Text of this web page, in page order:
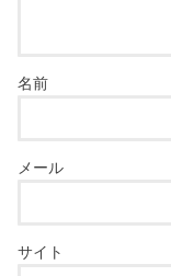
名前
メール
サイト